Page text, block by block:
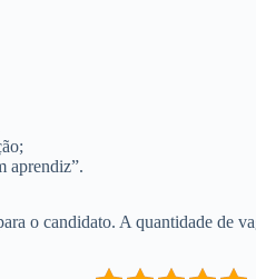
aprendiz”.
o candidato. A quantidade de